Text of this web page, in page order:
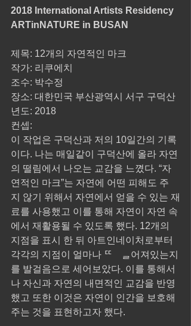
2018 International Artists Residency
ARTinNATURE in BUSAN
제목: 12개의 자연적인 마크
작가: 리쿠에치
조수: 박수정
장소: 대한민국 부산광역시 서구 구덕산
년도: 2018
컨셉:
이 작업은 구덕산과 저의 10일간의 기록
이다. 나는 매일같이 구덕산에 올라 자연
의 떨림에서 나오는 교감을 느꼈다. “자
연적인 마크”는 자연에 어떤 피해도 주
지 않기 위해서 자연에서 얻을 수 있는 재
료를 사용했고 이를 통해 자연이 자연 속
에서 재활용될 수 있도록 했다. 12개의
지점을 표시 한 뒤 아트인네이처로부터
각각의 지점이 얼마나 ᄄᅠᆯ어져있는지
를 발걸음으로 세어보았다. 이를 통해서
나 자신과 자연의 내면적인 교감을 반영
했고 또한 이것은 자연이 인간을 보호해
주는 것을 표현하고자 했다.